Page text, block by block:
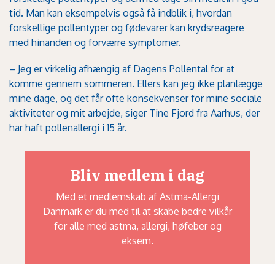
tid. Man kan eksempelvis også få indblik i, hvordan
forskellige pollentyper og fødevarer kan krydsreagere
med hinanden og forværre symptomer.
– Jeg er virkelig afhængig af Dagens Pollental for at
komme gennem sommeren. Ellers kan jeg ikke planlægge
mine dage, og det får ofte konsekvenser for mine sociale
aktiviteter og mit arbejde, siger Tine Fjord fra Aarhus, der
har haft pollenallergi i 15 år.
Bliv medlem i dag
Med et medlemskab af Astma-Allergi
Danmark er du med til at skabe bedre vilkår
for alle med astma, allergi, høfeber og
eksem.